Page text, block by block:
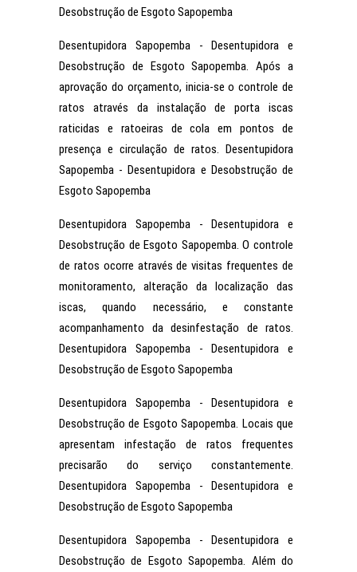
Desobstrução de Esgoto Sapopemba
Desentupidora Sapopemba - Desentupidora e
Desobstrução de Esgoto Sapopemba. Após a
aprovação do orçamento, inicia-se o controle de
ratos através da instalação de porta iscas
raticidas e ratoeiras de cola em pontos de
presença e circulação de ratos. Desentupidora
Sapopemba - Desentupidora e Desobstrução de
Esgoto Sapopemba
Desentupidora Sapopemba - Desentupidora e
Desobstrução de Esgoto Sapopemba. O controle
de ratos ocorre através de visitas frequentes de
monitoramento, alteração da localização das
iscas, quando necessário, e constante
acompanhamento da desinfestação de ratos.
Desentupidora Sapopemba - Desentupidora e
Desobstrução de Esgoto Sapopemba
Desentupidora Sapopemba - Desentupidora e
Desobstrução de Esgoto Sapopemba. Locais que
apresentam infestação de ratos frequentes
precisarão do serviço constantemente.
Desentupidora Sapopemba - Desentupidora e
Desobstrução de Esgoto Sapopemba
Desentupidora Sapopemba - Desentupidora e
Desobstrução de Esgoto Sapopemba. Além do